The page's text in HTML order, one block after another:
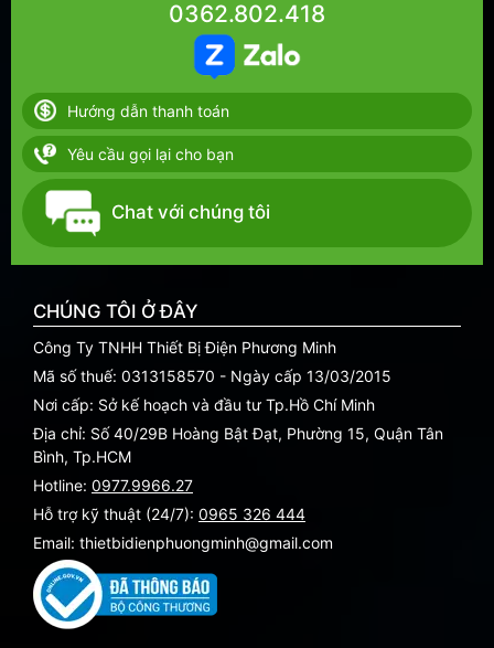
0362.802.418
Hướng dẫn thanh toán
Yêu cầu gọi lại cho bạn
Chat với chúng tôi
CHÚNG TÔI Ở ĐÂY
Công Ty TNHH Thiết Bị Điện Phương Minh
Mã số thuế: 0313158570 - Ngày cấp 13/03/2015
Nơi cấp: Sở kế hoạch và đầu tư Tp.Hồ Chí Minh
Địa chỉ: Số 40/29B Hoàng Bật Đạt, Phường 15, Quận Tân
Bình, Tp.HCM
Hotline: 0977.9966.27
Hỗ trợ kỹ thuật (24/7): 0965 326 444
Email: thietbidienphuongminh@gmail.com